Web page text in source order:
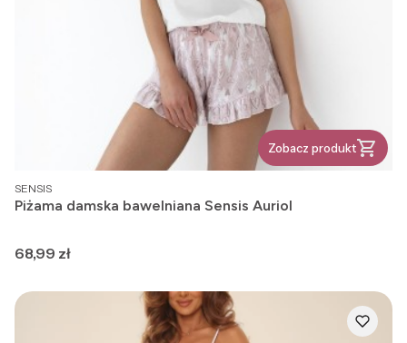
Zobacz produkt
PRODUCENT
SENSIS
Piżama damska bawelniana Sensis Auriol
Cena
68,99 zł